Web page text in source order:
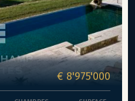
€ 8'975'000